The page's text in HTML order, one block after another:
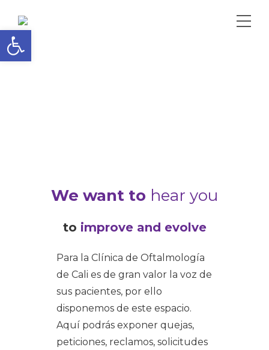
We want to hear you
to improve and evolve
Para la Clínica de Oftalmología
de Cali es de gran valor la voz de
sus pacientes, por ello
disponemos de este espacio.
Aquí podrás exponer quejas,
peticiones, reclamos, solicitudes
Open toolbar